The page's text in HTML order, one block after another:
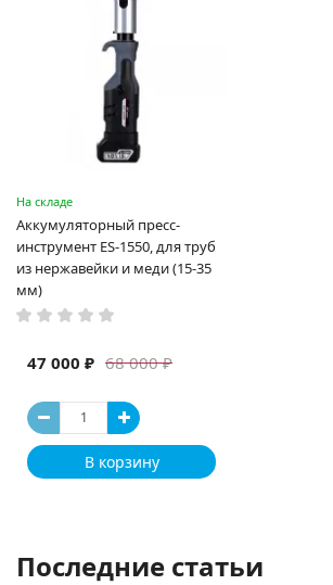
На складе
Аккумуляторный пресс-
инструмент ES-1550, для труб
из нержавейки и меди (15-35
мм)
68 000 ₽
47 000 ₽
В корзину
Последние статьи